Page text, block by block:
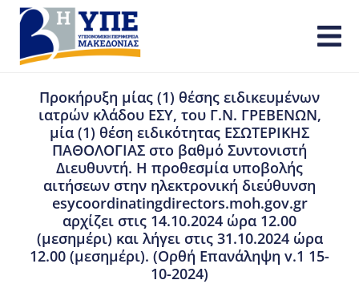
Προκήρυξη μίας (1) θέσης ειδικευμένων
ιατρών κλάδου ΕΣΥ, του Γ.Ν. ΓΡΕΒΕΝΩΝ,
μία (1) θέση ειδικότητας ΕΣΩΤΕΡΙΚΗΣ
ΠΑΘΟΛΟΓΙΑΣ στο βαθμό Συντονιστή
Διευθυντή. Η προθεσμία υποβολής
αιτήσεων στην ηλεκτρονική διεύθυνση
esycoordinatingdirectors.moh.gov.gr
αρχίζει στις 14.10.2024 ώρα 12.00
(μεσημέρι) και λήγει στις 31.10.2024 ώρα
12.00 (μεσημέρι). (Ορθή Επανάληψη v.1 15-
10-2024)